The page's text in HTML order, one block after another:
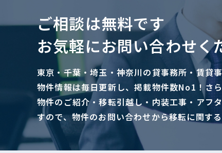
ご相談は無料です
お気軽にお問い合わせく
東京・千葉・埼玉・神奈川の貸事務所・賃貸
物件情報は毎日更新し、掲載物件数No1！さ
物件のご紹介・移転引越し・内装工事・アフ
すので、物件のお問い合わせから移転に関す